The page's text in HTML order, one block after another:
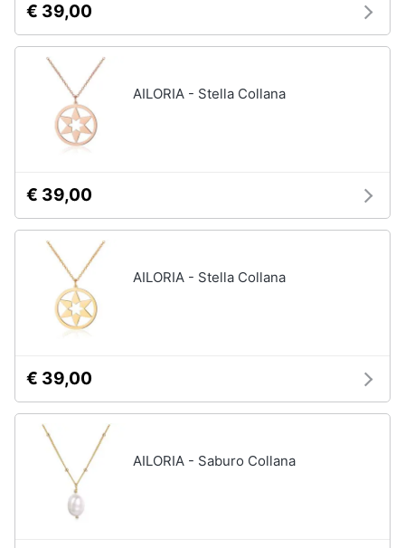
€ 39,00
AILORIA - Stella Collana
€ 39,00
AILORIA - Stella Collana
€ 39,00
AILORIA - Saburo Collana